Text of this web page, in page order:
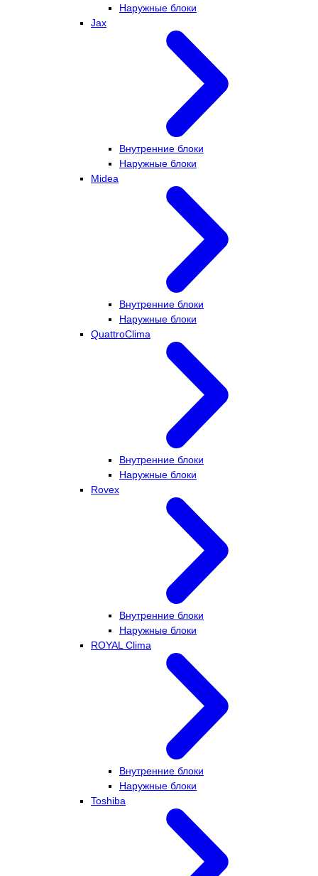
Наружные блоки
Jax
Внутренние блоки
Наружные блоки
Midea
Внутренние блоки
Наружные блоки
QuattroClima
Внутренние блоки
Наружные блоки
Rovex
Внутренние блоки
Наружные блоки
ROYAL Clima
Внутренние блоки
Наружные блоки
Toshiba